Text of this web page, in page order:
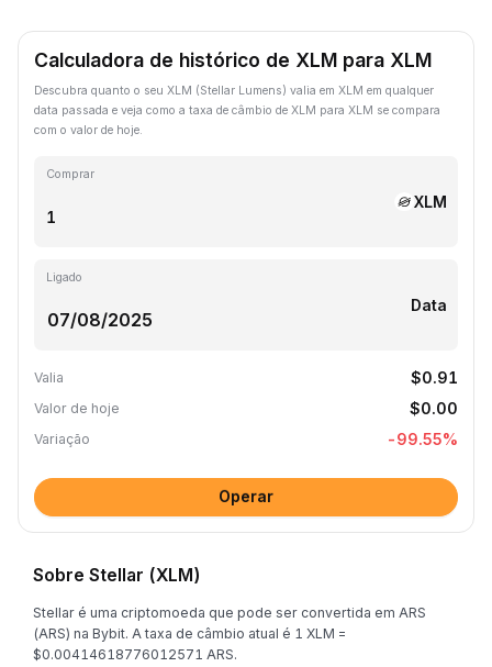
Calculadora de histórico de XLM para XLM
Descubra quanto o seu XLM (Stellar Lumens) valia em XLM em qualquer
data passada e veja como a taxa de câmbio de XLM para XLM se compara
com o valor de hoje.
Comprar
XLM
Ligado
Data
Valia $0.91
Valor de hoje $0.00
Variação -99.55%
Operar
Sobre Stellar (XLM)
Stellar é uma criptomoeda que pode ser convertida em ARS
(ARS) na Bybit. A taxa de câmbio atual é 1 XLM =
$0.00414618776012571 ARS.